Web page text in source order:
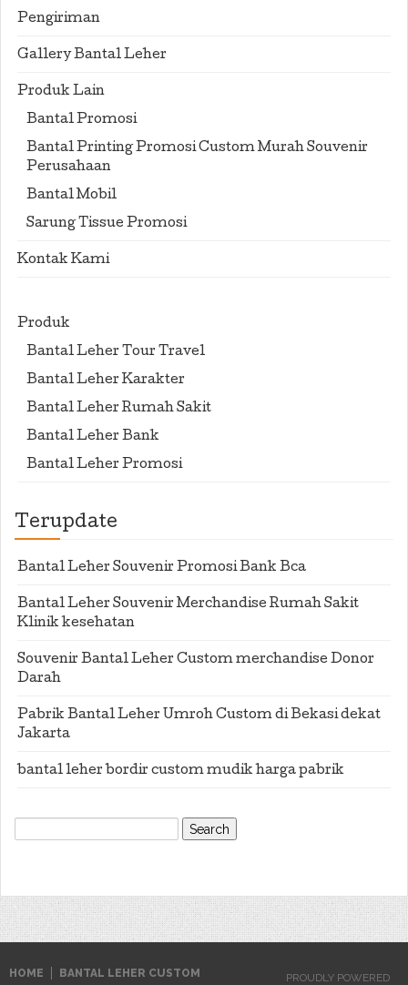
Pengiriman
Gallery Bantal Leher
Produk Lain
Bantal Promosi
Bantal Printing Promosi Custom Murah Souvenir
Perusahaan
Bantal Mobil
Sarung Tissue Promosi
Kontak Kami
Produk
Bantal Leher Tour Travel
Bantal Leher Karakter
Bantal Leher Rumah Sakit
Bantal Leher Bank
Bantal Leher Promosi
Terupdate
Bantal Leher Souvenir Promosi Bank Bca
Bantal Leher Souvenir Merchandise Rumah Sakit
Klinik kesehatan
Souvenir Bantal Leher Custom merchandise Donor
Darah
Pabrik Bantal Leher Umroh Custom di Bekasi dekat
Jakarta
bantal leher bordir custom mudik harga pabrik
Search
for:
HOME BANTAL LEHER CUSTOM PROUDLY POWERED